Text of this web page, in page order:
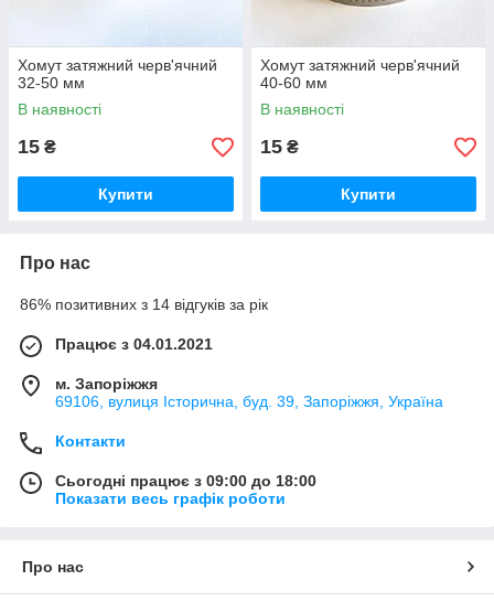
Хомут затяжний черв'ячний
32-50 мм
В наявності
15 ₴
Купити
Хомут затяжний черв'ячний
40-60 мм
В наявності
15 ₴
Купити
Про нас
86% позитивних з 14 відгуків за рік
Працює з 04.01.2021
м. Запоріжжя
69106, вулиця Історична, буд. 39, Запоріжжя, Україна
Контакти
Сьогодні працює з 09:00 до 18:00
Показати весь графік роботи
Про нас